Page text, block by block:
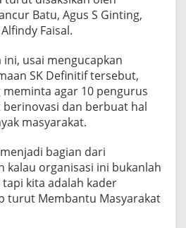
Batu, Agus S Ginting,
Faisal.
ini, usai mengucapkan
SK Definitif tersebut,
agar 10 pengurus
dan berbuat hal
masyarakat.
bagian dari
kalau organisasi ini bukanlah
kita adalah kader
turut Membantu Masyarakat